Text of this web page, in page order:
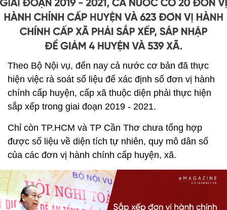
Theo Bộ Nội vụ, đến nay cả nước cơ bản đã thực
hiện việc rà soát số liệu để xác định số đơn vị hành
chính cấp huyện, cấp xã thuộc diện phải thực hiện
sắp xếp trong giai đoạn 2019 - 2021.
Chỉ còn TP.HCM và TP Cần Thơ chưa tổng hợp
được số liệu về diện tích tự nhiên, quy mô dân số
của các đơn vị hành chính cấp huyện, xã.